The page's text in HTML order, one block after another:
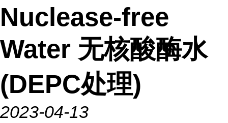
Nuclease-free
Water 无核酸酶水
(DEPC处理)
2023-04-13